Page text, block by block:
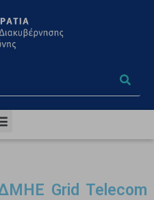
Grid Telecom